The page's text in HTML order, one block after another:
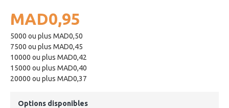
MAD0,95
5000 ou plus MAD0,50
7500 ou plus MAD0,45
10000 ou plus MAD0,42
15000 ou plus MAD0,40
20000 ou plus MAD0,37
Options disponibles